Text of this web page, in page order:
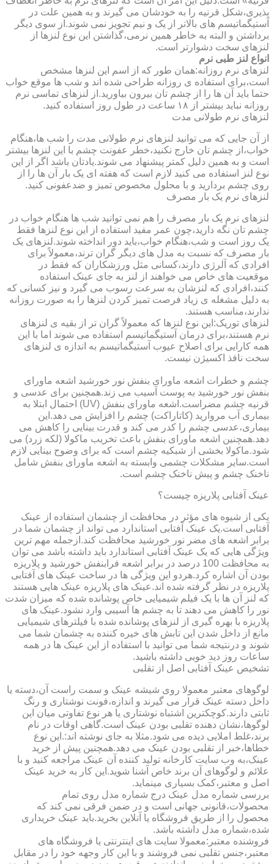
پذیری،شکل قرنیه را به خودشان می گیرند و به همین علت در
آستیگماتیسم های بالاتر از یک و نیم تجویز نمی شوند.از سوی دیگر
برداشتن و البته به خاطر همین نرمی،گذاشتن این نوع لنزها از
لنزهای سخت دشوارتر است.
انواع لنز طبی نرم
لنزهای نرم روزانه:همان طور که از اسم این لنزها مشخص
است،برای استفاده ی روزانه طراحی شده اند و شب ها موقع خواب
حتما باید آن ها را از چشم تان بیرون بیاورید.از لنزهای تماسی نرم
روزانه نباید بیشتر از ۱۸ ساعت در طول روز استفاده کنید.
لنزهای نرم طولانی مدت
از آن جایی که می توانید لنزهای نرم طولانی مدت را شب ها،هنگام
خواب،از چشم تان خارج نکنید،خطر عفونت چشم با این لنزها بیشتر
است و به همین دلیل کمتر پیشنهاد می شوند.یادتان باشد اگر از این
نوع لنز استفاده می کنید لازم است که هفته ای یک بار آن ها را از
روی چشم بردارید و با محلول مخصوص تمیز و ضدعفونی کنید.
لنزهای نرم یک بار مصرف
لنزهای نرم یک بار مصرف را هم نمی توانید شب ها هنگام خواب در
چشم تان نگه دارید،چون عمر مفید استفاده از این نوع لنزها فقط
یک روز است و شب،هنگام خواب،باید دور انداخته شوند.لنزهای یک
بار مصرف که نسبت به مدل های دیگر گران ترند،معمولاً برای
افرادی که آلرژی دارند،کسانی مثل ورزشکاران که فقط در
موقعیت های خاص می خواهند از لنز به جای عینک استفاده
کنند،افرادی که لنزشان به سرعت رسوب می گیرد و نیز کسانی که
به دلیل مشغله ی زیاد فرصت تمیز کردن لنزها را به صورت روزانه
ندارند،مناسب هستند.
لنزهای توریک:این نوع لنزها که معمولاً گران تر از بقیه ی لنزهای
نرم هستند،برای درمان آستیگماتیسم استفاده می شوند اما با این
همه کارایی برای اصلاح عیوب آستیگماتیسم به اندازه ی لنزهای
سخت نافذ اکسیژن نیست.
چشم و خطرات اشعه ماورای بنفش نور خورشید اشعه ماورای
بنفش نور خورشید به پوست آسیب می زند.همچنین برای عدسی و
قرنیه چشم مضراست.اشعه ماورای بنفش (UV) احتمال ابتلا به
بیماری آب مروارید (کاتاراکت) چشم را افزایش می دهد.این
بیماری،عدسی چشم را کدر می کند و قدرت بینایی را کاهش می
دهد.همچنین اشعه ماورای بنفش باعث تخریب ماکولا (لکه زرد) می
شود.ماکولا بخشی از شبکیه چشم است که برای وضوح بینایی لازم
است.سایر مشکلات چشمی وابسته به اشعه ماورای بنفش شامل
ناخنک چشم و پیش ناخنک چشم است.
عینک آفتابی پلاریزه چیست؟
یکی از شیوه های مؤثر در محافظت از چشمان استفاده از عینک
آفتابی است.یک عینک آفتابی استاندارد می تواند از چشمان شما در
برابر اشعه های مضر نور خورشید محافظت کند.ازجمله مهم ترین
ویژگی هایی که یک عینک آفتابی استاندارد باید داشته باشد می توان
به محافظت 100 درصد در برابر اشعه فرابنفش خورشید و پلاریزه
بودن آن اشاره کرد.هردو این ویژگی ها در ساخت عینک های آفتابی
پلاریزه در نظر گرفته شده اند.عینک های پلاریزه عینک هایی هستند
که لنز آن ها با یک فیلم شیمیایی خاص پوشانده شده که میزان شدت
نور را کاهش می دهند تا به چشم ها آسیبی وارد نشود.عینک های
پلاریزه با بهره گیری از لنزهای پوشانده شده با فیلترهای شیمیایی
مانع از داخل شدن این تابش های خیره کننده به چشمان شما می
شوند و درنتیجه شما می توانید با استفاده از این عینک ها در همه
ساعات روز دید خوبی داشته باشید.
تشخیص عینک آفتابی اصل از تقلبی
لوگوهای معتبر معمولا روی شیشه عینک و سمت راست آن،دسته یا
داخل دسته عینک قرار می گیرند و اندازه،فونت نوشتاری و رنگ
ثابتی دارند.کوچکترین اشتباه نوشتاری یا هر نوع تفاوتی میان این
لوگوها،نشان دهنده تقلبی بودن عینک است.گاهی اوقات در نام
برند،غلط املایی دیده می شود.مثلا به جای نوشته اند:.این نوع
خطاها،خبر از تقلبی بودن عینک می دهد.همچنین پیش از خرید
عینک،به وب سایت کارخانه تولید کننده آن عینک مراجعه کنید و با
علائم و لوگوهای آن برند خاص آشنا شوید.این کار به خرید عینک
اصل و معتبر،کمک بسیاری مینماید.
بررسی شماره مدل عینک درج شماره مدل روی تمام
محصولات،قانونی جهانی است و در ضمن فرقی نمی کند که
محصول را از طریق فروشگاه یا آنلاین بخرید.باید عینک خریداری
شده،شماره مدل داشته باشد.
فروشنده معتبر:معمولا سایت های اینترنتی یا فروشگاه های
معتبر،جنس تقلبی نمی فروشند و با این کار وجهه خود را در مقابل